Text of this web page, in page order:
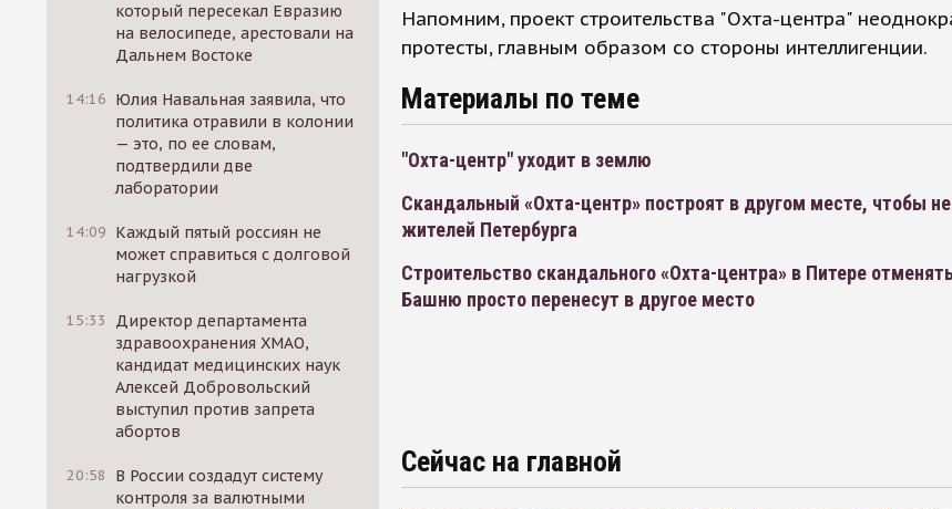
который пересекал Евразию
на велосипеде, арестовали на
Дальнем Востоке
14:16 Юлия Навальная заявила, что
политика отравили в колонии
— это, по ее словам,
подтвердили две
лаборатории
14:09 Каждый пятый россиян не
может справиться с долговой
нагрузкой
15:33
Директор департамента
здравоохранения ХМАО,
кандидат медицинских наук
Алексей Добровольский
выступил против запрета
абортов
20:58
В России создадут систему
контроля за валютными
Напомним, проект строительства "Охта-центра"
протесты, главным образом со стороны интеллигенции.
Материалы по теме
"Охта-центр" уходит в землю
Скандальный «Охта-центр» построят в другом месте, чтобы
жителей Петербурга
Строительство скандального «Охта-центра» в Питере
Башню просто перенесут в другое место
Сейчас на главной